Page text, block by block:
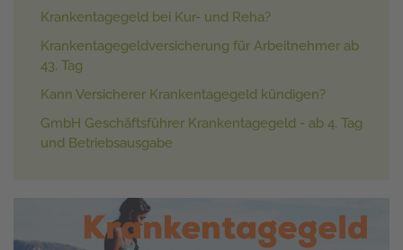
Krankentagegeld bei Kur- und Reha?
Krankentagegeldversicherung für Arbeitnehmer ab
43. Tag
Kann Versicherer Krankentagegeld kündigen?
GmbH Geschäftsführer Krankentagegeld - ab 4. Tag
und Betriebsausgabe